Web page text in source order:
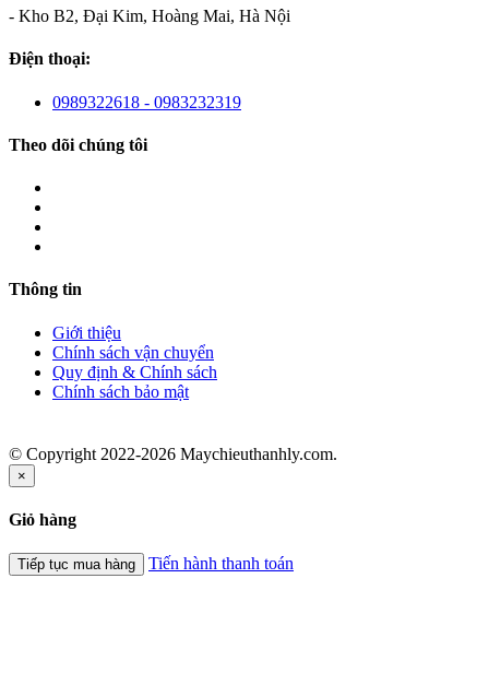
- Kho B2, Đại Kim, Hoàng Mai, Hà Nội
Điện thoại:
0989322618 - 0983232319
Theo dõi chúng tôi
Thông tin
Giới thiệu
Chính sách vận chuyển
Quy định & Chính sách
Chính sách bảo mật
© Copyright 2022-2026 Maychieuthanhly.com.
×
Giỏ hàng
Tiếp tục mua hàng Tiến hành thanh toán